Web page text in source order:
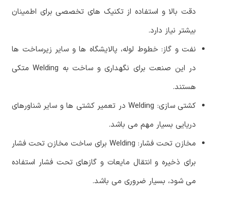
دقت بالا و استفاده از تکنیک های تخصصی برای اطمینان
بیشتر نیاز دارد.
نفت و گاز: خطوط لوله، پالایشگاه ها و سایر زیرساخت ها
در این صنعت برای نگهداری و ساخت به Welding متکی
هستند.
کشتی سازی: Welding در تعمیر کشتی ها و سایر شناورهای
دریایی بسیار مهم می باشد.
مخازن تحت فشار: Welding برای ساخت مخازن تحت فشار
برای ذخیره و انتقال مایعات و گازهای تحت فشار استفاده
می شود، بسیار ضروری می باشد.